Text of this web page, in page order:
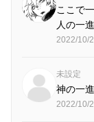
ここで
人の一
2022/10/
未設定
神の一
2022/10/